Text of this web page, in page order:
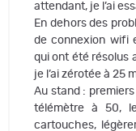
attendant, je l’ai
En dehors des
de connexion wifi
qui ont été résolus
je l’ai zérotée à 25
Au stand :
télémètre à 50,
cartouches,